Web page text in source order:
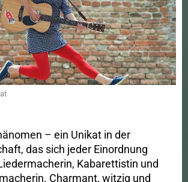
– ein Unikat in der
das sich jeder Einordnung
Kabarettistin und
Charmant, witzig und